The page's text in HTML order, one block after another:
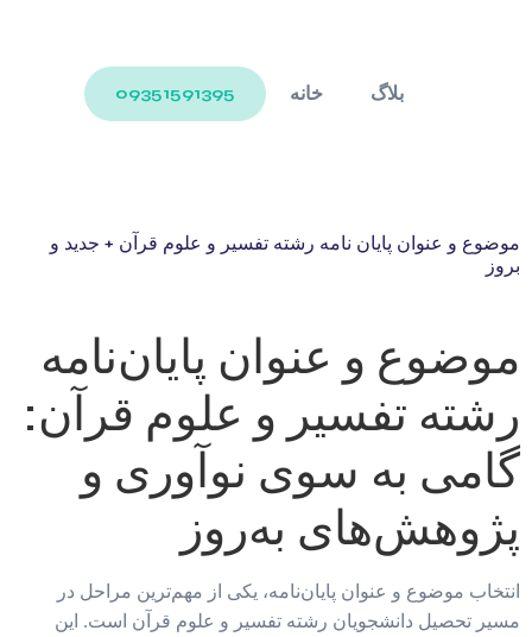
خانه بلاگ 09351591395
موضوع و عنوان پایان نامه رشته تفسیر و علوم قرآن + جدید و
بروز
موضوع و عنوان پایان‌نامه
رشته تفسیر و علوم قرآن:
گامی به سوی نوآوری و
پژوهش‌های به‌روز
انتخاب موضوع و عنوان پایان‌نامه، یکی از مهم‌ترین مراحل در
مسیر تحصیل دانشجویان رشته تفسیر و علوم قرآن است. این